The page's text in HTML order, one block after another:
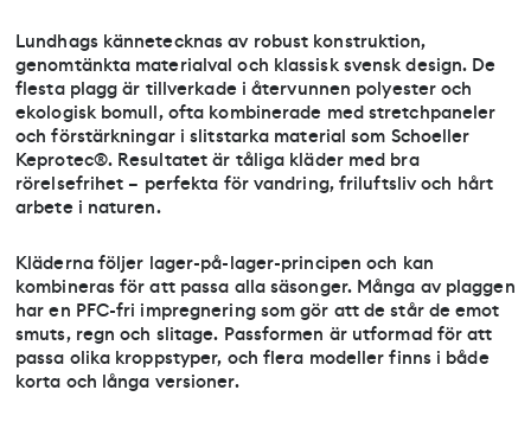
Lundhags kännetecknas av robust konstruktion,
genomtänkta materialval och klassisk svensk design. De
flesta plagg är tillverkade i återvunnen polyester och
ekologisk bomull, ofta kombinerade med stretchpaneler
och förstärkningar i slitstarka material som Schoeller
Keprotec®. Resultatet är tåliga kläder med bra
rörelsefrihet – perfekta för vandring, friluftsliv och hårt
arbete i naturen.
Kläderna följer lager-på-lager-principen och kan
kombineras för att passa alla säsonger. Många av plaggen
har en PFC-fri impregnering som gör att de står de emot
smuts, regn och slitage. Passformen är utformad för att
passa olika kroppstyper, och flera modeller finns i både
korta och långa versioner.